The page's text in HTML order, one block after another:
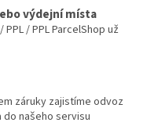
výdejní místa
/ PPL ParcelShop už
záruky zajistíme odvoz
našeho servisu